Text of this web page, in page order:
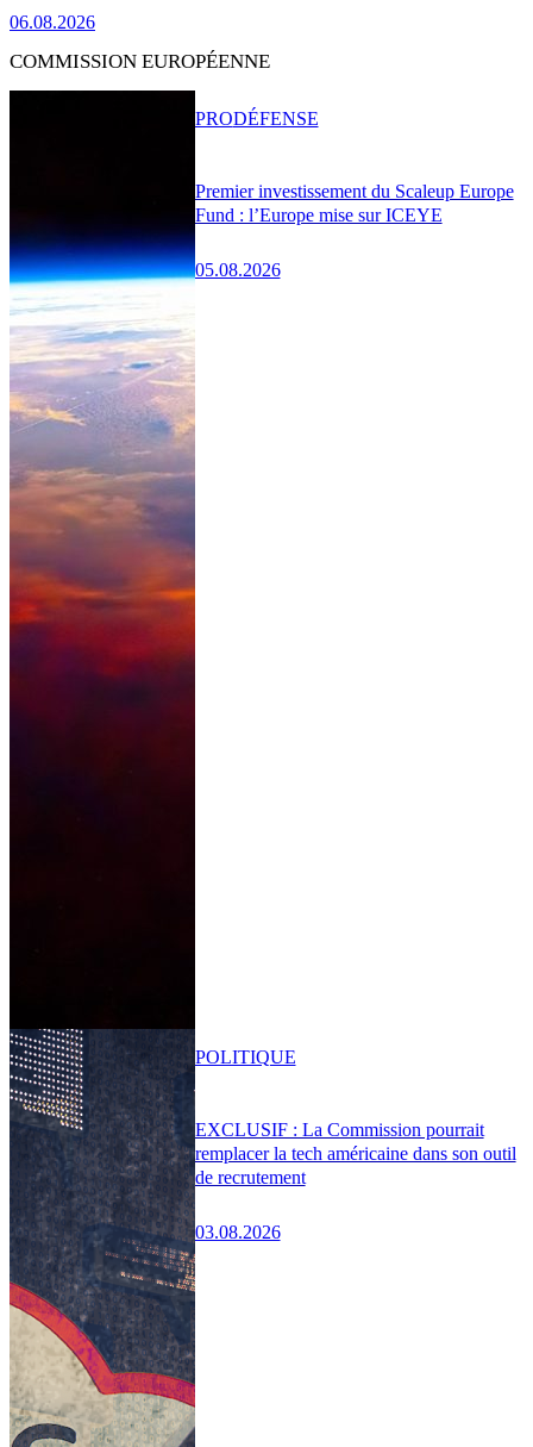
06.08.2026
COMMISSION EUROPÉENNE
Premier investissement du Scaleup Europe
Fund : l’Europe mise sur ICEYE
05.08.2026
PRODÉFENSE
EXCLUSIF : La Commission pourrait
remplacer la tech américaine dans son outil
de recrutement
03.08.2026
POLITIQUE